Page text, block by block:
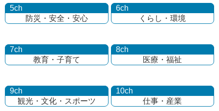
5ch
防災・安全・安心
6ch
くらし・環境
7ch
教育・子育て
8ch
医療・福祉
9ch
観光・文化・ スポーツ
10ch
仕事・産業